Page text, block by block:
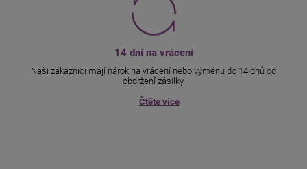
14 dní na vrácení
Naši zákazníci mají nárok na vrácení nebo výměnu do 14 dnů od
obdržení zásilky.
Čtěte více